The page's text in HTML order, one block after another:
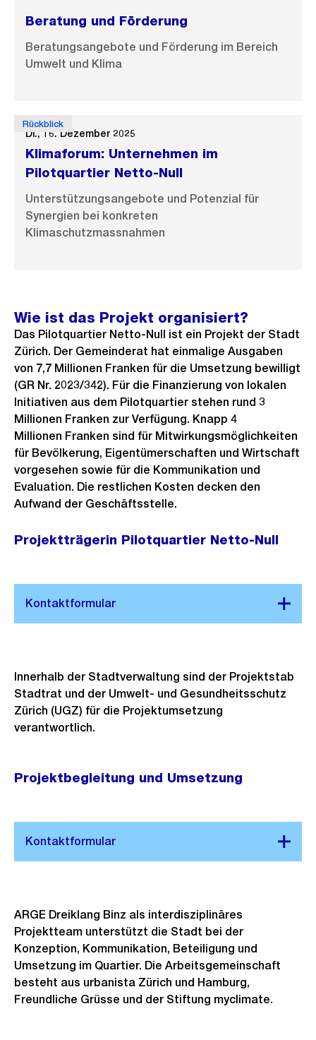
Beratung und Förderung
Beratungsangebote und Förderung im Bereich
Umwelt und Klima
Rückblick
Di., 16. Dezember 2025
Klimaforum: Unternehmen im
Pilotquartier Netto-Null
Unterstützungsangebote und Potenzial für
Synergien bei konkreten
Klimaschutzmassnahmen
Wie ist das Projekt organisiert?
Das Pilotquartier Netto-Null ist ein Projekt der Stadt
Zürich. Der Gemeinderat hat einmalige Ausgaben
von 7,7 Millionen Franken für die Umsetzung bewilligt
(GR Nr. 2023/342). Für die Finanzierung von lokalen
Initiativen aus dem Pilotquartier stehen rund 3
Millionen Franken zur Verfügung. Knapp 4
Millionen Franken sind für Mitwirkungsmöglichkeiten
für Bevölkerung, Eigentümerschaften und Wirtschaft
vorgesehen sowie für die Kommunikation und
Evaluation. Die restlichen Kosten decken den
Aufwand der Geschäftsstelle.
Projektträgerin Pilotquartier Netto-Null
Innerhalb der Stadtverwaltung sind der Projektstab
Stadtrat und der Umwelt- und Gesundheitsschutz
Zürich (UGZ) für die Projektumsetzung
verantwortlich.
Projektbegleitung und Umsetzung
ARGE Dreiklang Binz als interdisziplinäres
Projektteam unterstützt die Stadt bei der
Konzeption, Kommunikation, Beteiligung und
Umsetzung im Quartier. Die Arbeitsgemeinschaft
besteht aus urbanista Zürich und Hamburg,
Freundliche Grüsse und der Stiftung myclimate.